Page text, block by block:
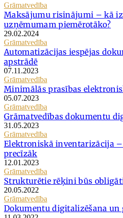
Grāmatvedība
Maksājumu risinājumi – kā
uzņēmumam piemērotāko?
29.02.2024
Grāmatvedība
Automatizācijas iespējas
apstrādē
07.11.2023
Grāmatvedība
Minimālās prasības
05.07.2023
Grāmatvedība
Grāmatvedības dokumentu
31.05.2023
Grāmatvedība
Elektroniskā inventarizācija
precīzāk
12.01.2023
Grāmatvedība
Strukturētie rēķini būs
20.05.2022
Grāmatvedība
Dokumentu digitalizēšana